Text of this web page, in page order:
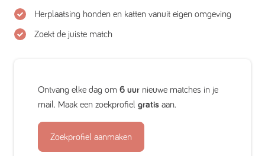
Herplaatsing honden en katten vanuit eigen omgeving
Zoekt de juiste match
Ontvang elke dag om 6 uur nieuwe matches in je
mail. Maak een zoekprofiel gratis aan.
Zoekprofiel aanmaken